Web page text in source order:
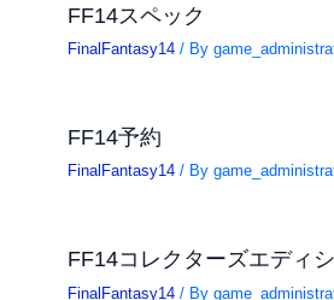
FF14スペック
FinalFantasy14 / By
FF14予約
FinalFantasy14 / By
FF14コレクターズエディ
FinalFantasy14 / By